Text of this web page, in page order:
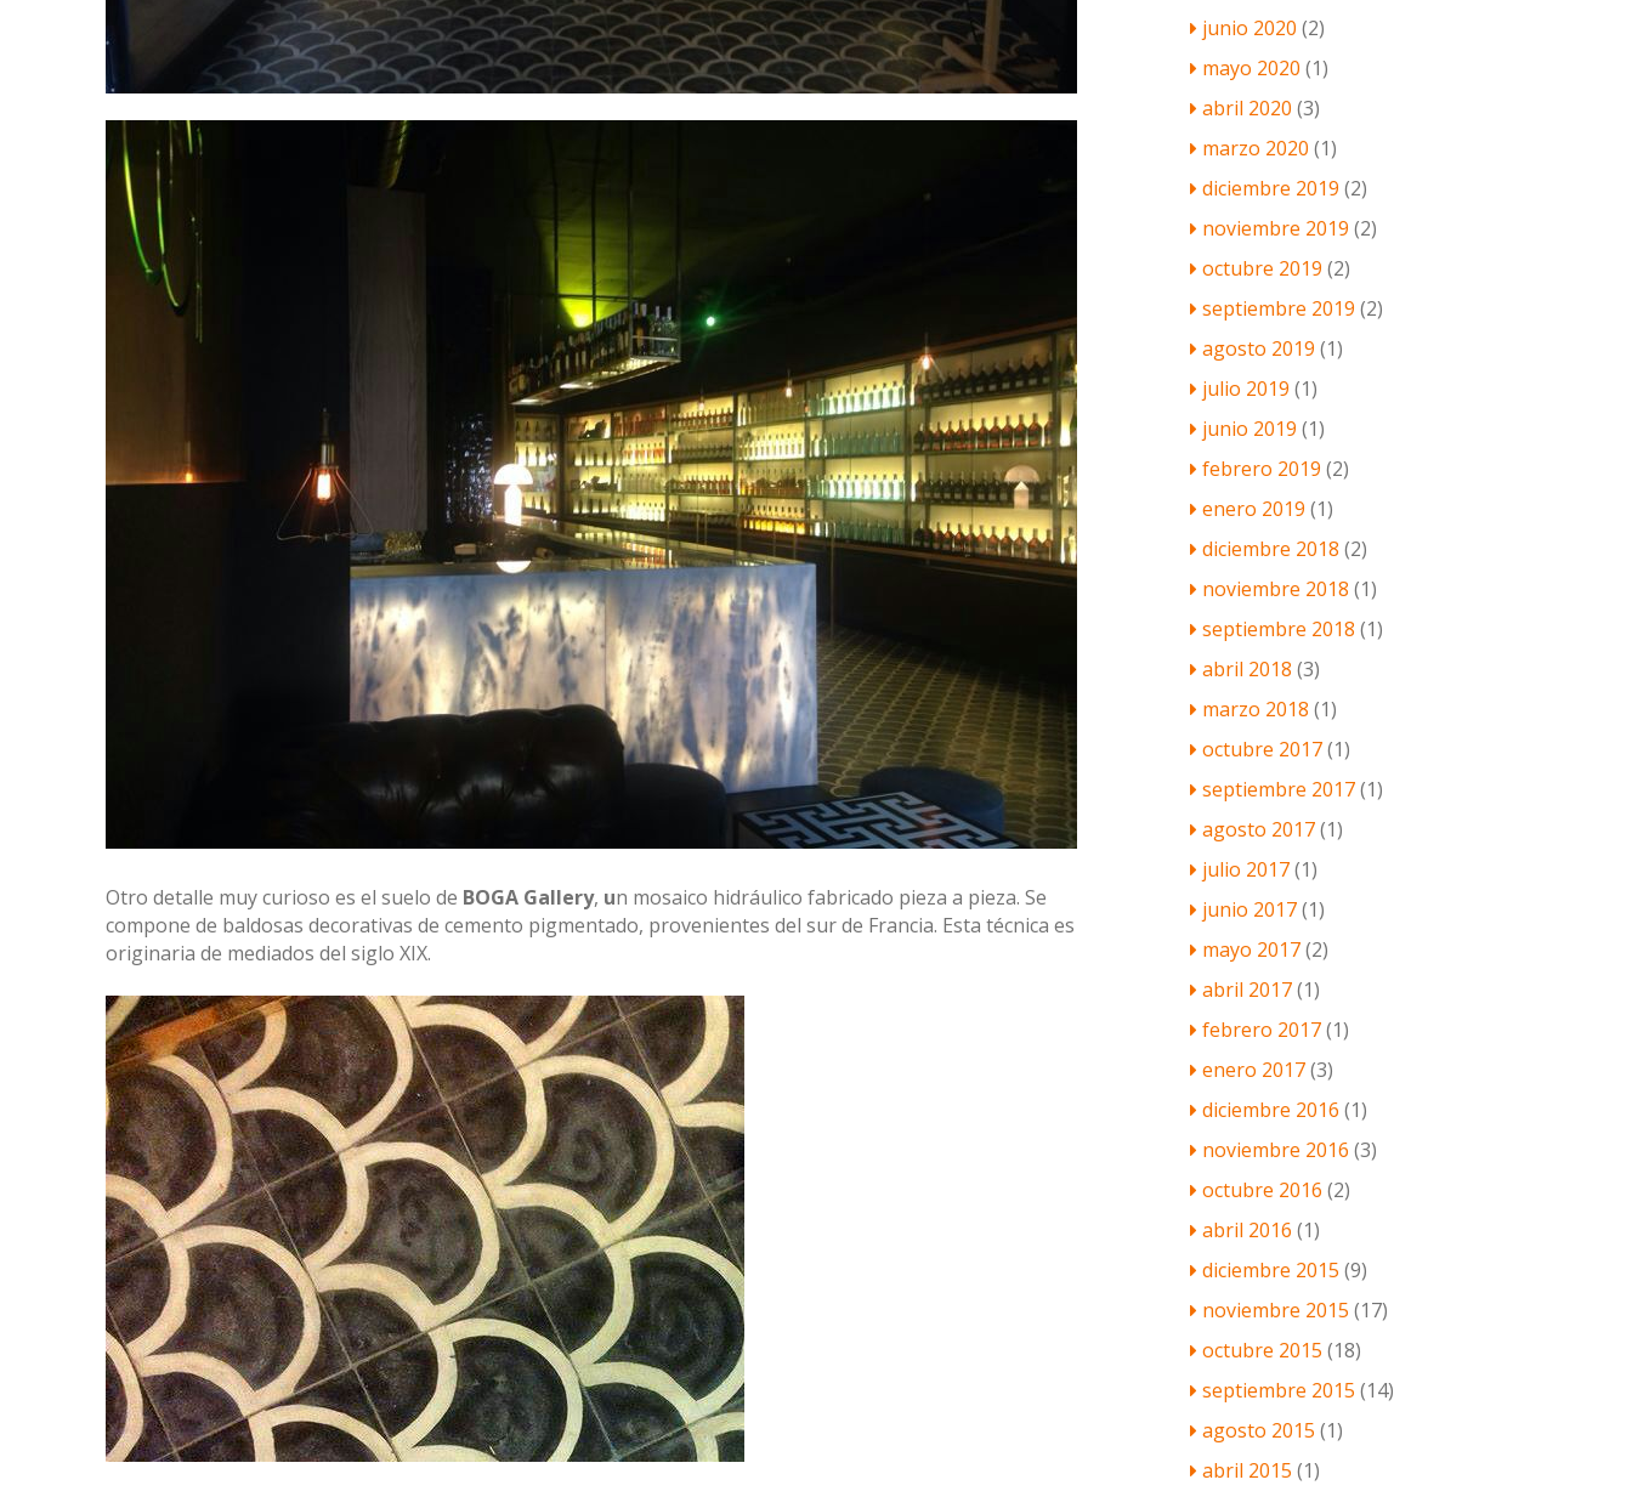
Otro detalle muy curioso es el suelo de BOGA Gallery, un mosaico hidráulico fabricado pieza a pieza. Se
compone de baldosas decorativas de cemento pigmentado, provenientes del sur de Francia. Esta técnica es
originaria de mediados del siglo XIX.
junio 2020 (2)
mayo 2020 (1)
abril 2020 (3)
marzo 2020 (1)
diciembre 2019 (2)
noviembre 2019 (2)
octubre 2019 (2)
septiembre 2019 (2)
agosto 2019 (1)
julio 2019 (1)
junio 2019 (1)
febrero 2019 (2)
enero 2019 (1)
diciembre 2018 (2)
noviembre 2018 (1)
septiembre 2018 (1)
abril 2018 (3)
marzo 2018 (1)
octubre 2017(1)
septiembre 2017(1)
agosto 2017(1)
julio 2017(1)
junio 2017(1)
mayo 2017(2)
abril 2017(1)
febrero 2017(1)
enero 2017(3)
diciembre 2016 (1)
noviembre 2016 (3)
octubre 2016 (2)
abril 2016 (1)
diciembre 2015 (9)
noviembre 2015 (17)
octubre 2015 (18)
septiembre 2015 (14)
agosto 2015 (1)
abril 2015 (1)